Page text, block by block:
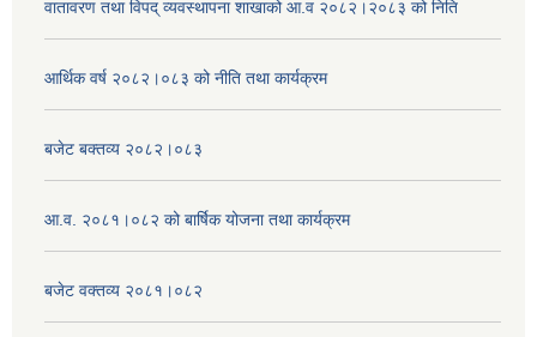
वातावरण तथा विपद् व्यवस्थापना शाखाको आ.व २०८२।२०८३ को निति
आर्थिक वर्ष २०८२।०८३ को नीति तथा कार्यक्रम
बजेट बक्तव्य २०८२।०८३
आ.व. २०८१।०८२ को बार्षिक योजना तथा कार्यक्रम
बजेट वक्तव्य २०८१।०८२